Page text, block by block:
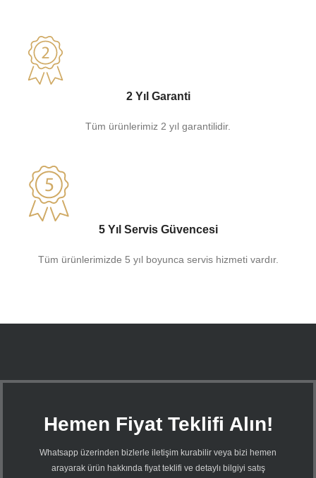
2 Yıl Garanti
Tüm ürünlerimiz 2 yıl garantilidir.
5 Yıl Servis Güvencesi
Tüm ürünlerimizde 5 yıl boyunca servis hizmeti vardır.
Hemen Fiyat Teklifi Alın!
Whatsapp üzerinden bizlerle iletişim kurabilir veya bizi hemen
arayarak ürün hakkında fiyat teklifi ve detaylı bilgiyi satış